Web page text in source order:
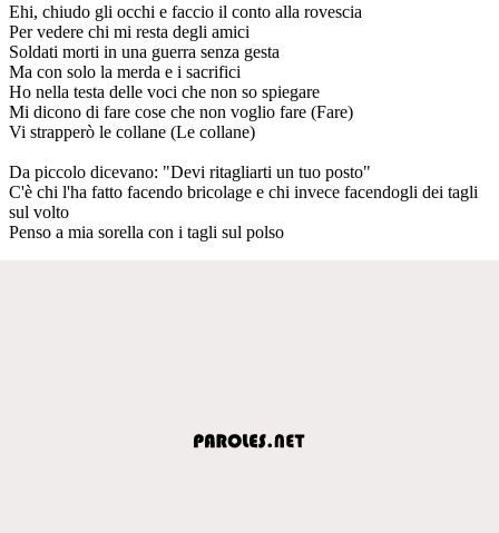
Ehi, chiudo gli occhi e faccio il conto alla rovescia
Per vedere chi mi resta degli amici
Soldati morti in una guerra senza gesta
Ma con solo la merda e i sacrifici
Ho nella testa delle voci che non so spiegare
Mi dicono di fare cose che non voglio fare (Fare)
Vi strapperò le collane (Le collane)
Da piccolo dicevano: "Devi ritagliarti un tuo posto"
C'è chi l'ha fatto facendo bricolage e chi invece facendogli dei tagli
sul volto
Penso a mia sorella con i tagli sul polso